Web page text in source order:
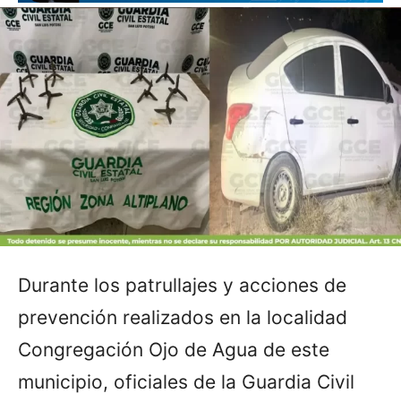
Durante los patrullajes y acciones de
prevención realizados en la localidad
Congregación Ojo de Agua de este
municipio, oficiales de la Guardia Civil